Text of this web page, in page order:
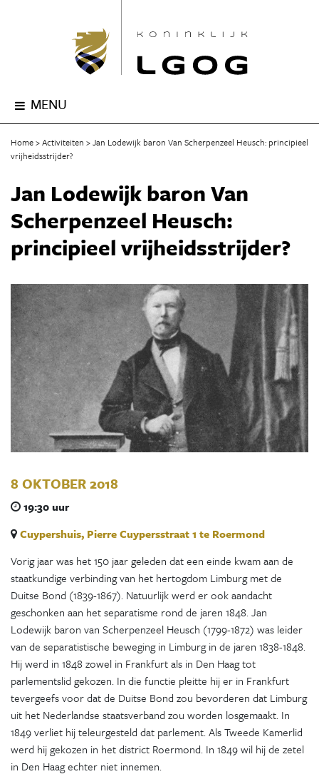
MENU
Home Activiteiten
Jan Lodewijk baron Van Scherpenzeel Heusch: principieel
vrijheidsstrijder?
Jan Lodewijk baron Van
Scherpenzeel Heusch:
principieel vrijheidsstrijder?
8 OKTOBER 2018
19:30 uur
Cuypershuis, Pierre Cuypersstraat 1 te Roermond
Vorig jaar was het 150 jaar geleden dat een einde kwam aan de
staatkundige verbinding van het hertogdom Limburg met de
Duitse Bond (1839-1867). Natuurlijk werd er ook aandacht
geschonken aan het separatisme rond de jaren 1848. Jan
Lodewijk baron van Scherpenzeel Heusch (1799-1872) was leider
van de separatistische beweging in Limburg in de jaren 1838-1848.
Hij werd in 1848 zowel in Frankfurt als in Den Haag tot
parlementslid gekozen. In die functie pleitte hij er in Frankfurt
tevergeefs voor dat de Duitse Bond zou bevorderen dat Limburg
uit het Nederlandse staatsverband zou worden losgemaakt. In
1849 verliet hij teleurgesteld dat parlement. Als Tweede Kamerlid
werd hij gekozen in het district Roermond. In 1849 wil hij de zetel
in Den Haag echter niet innemen.